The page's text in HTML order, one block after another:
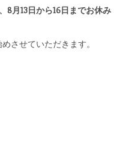
8月13日から16日までお休み
ていただきます。